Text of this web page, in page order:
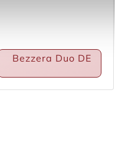
Bezzera Duo DE